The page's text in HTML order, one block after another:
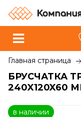
Главная страница
БРУСЧАТКА
240X120X60
в наличии